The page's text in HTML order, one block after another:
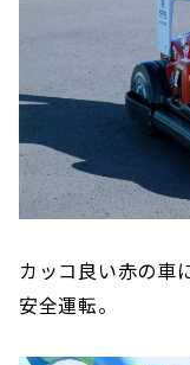
カッコ良い赤の車
安全運転。